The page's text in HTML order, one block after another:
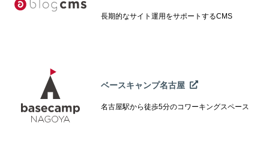
長期的なサイト運用をサポートするCMS
ベースキャンプ名古屋
名古屋駅から徒歩5分のコワーキングスペース